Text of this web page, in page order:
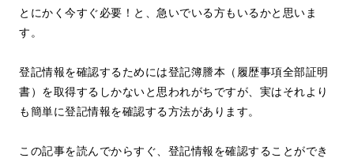
とにかく今すぐ必要！と、急いでいる方もいるかと思いま
す。
登記情報を確認するためには登記簿謄本（履歴事項全部証明
書）を取得するしかないと思われがちですが、実はそれより
も簡単に登記情報を確認する方法があります。
この記事を読んでからすぐ、登記情報を確認することができ